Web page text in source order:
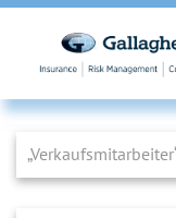
Job Search Page